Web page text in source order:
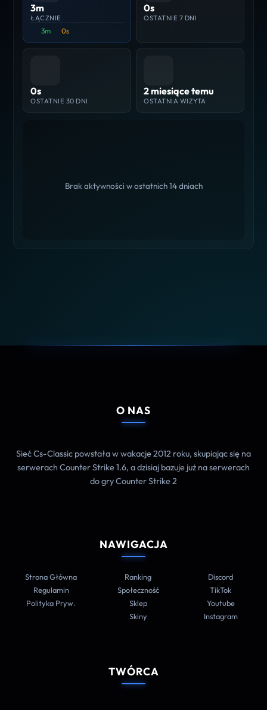
3m
ŁĄCZNIE
3m 0s
0s
OSTATNIE 7 DNI
0s
OSTATNIE 30 DNI
2 miesiące temu
OSTATNIA WIZYTA
Brak aktywności w ostatnich 14 dniach
O NAS
Sieć Cs-Classic powstała w wakacje 2012 roku, skupiając się na
serwerach Counter Strike 1.6, a dzisiaj bazuje już na serwerach
do gry Counter Strike 2
NAWIGACJA
Strona Główna
Regulamin
Polityka Pryw.
Ranking
Społeczność
Sklep
Skiny
Discord
TikTok
Youtube
Instagram
TWÓRCA